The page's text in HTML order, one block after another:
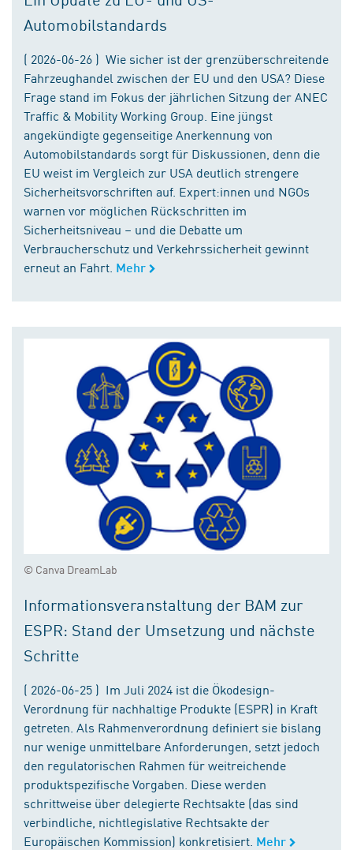
Automobilstandards
( 2026-06-26 ) Wie sicher ist der grenzüberschreitende
Fahrzeughandel zwischen der EU und den USA? Diese
Frage stand im Fokus der jährlichen Sitzung der ANEC
Traffic & Mobility Working Group. Eine jüngst
angekündigte gegenseitige Anerkennung von
Automobilstandards sorgt für Diskussionen, denn die
EU weist im Vergleich zur USA deutlich strengere
Sicherheitsvorschriften auf. Expert:innen und NGOs
warnen vor möglichen Rückschritten im
Sicherheitsniveau – und die Debatte um
Verbraucherschutz und Verkehrssicherheit gewinnt
erneut an Fahrt. Mehr
© Canva DreamLab
Informationsveranstaltung der BAM zur
ESPR: Stand der Umsetzung und nächste
Schritte
( 2026-06-25 ) Im Juli 2024 ist die Ökodesign-
Verordnung für nachhaltige Produkte (ESPR) in Kraft
getreten. Als Rahmenverordnung definiert sie bislang
nur wenige unmittelbare Anforderungen, setzt jedoch
den regulatorischen Rahmen für weitreichende
produktspezifische Vorgaben. Diese werden
schrittweise über delegierte Rechtsakte (das sind
verbindliche, nichtlegislative Rechtsakte der
Europäischen Kommission) konkretisiert. Mehr